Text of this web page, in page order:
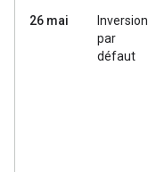
26 mai
Inversion
par
défaut